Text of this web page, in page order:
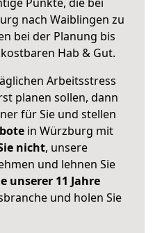
nach Waiblingen zu
bei der Planung bis
Hab & Gut.
Arbeitsstress
planen sollen, dann
für Sie und stellen
in Würzburg mit
nicht, unsere
und lehnen Sie
unserer 11 Jahre
und holen Sie